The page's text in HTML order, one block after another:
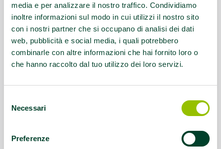
media e per analizzare il nostro traffico. Condividiamo
inoltre informazioni sul modo in cui utilizzi il nostro sito
con i nostri partner che si occupano di analisi dei dati
web, pubblicità e social media, i quali potrebbero
combinarle con altre informazioni che hai fornito loro o
che hanno raccolto dal tuo utilizzo dei loro servizi.
delNecessari
Preferenze
Questo contenuto si trova inDisabilità e sport